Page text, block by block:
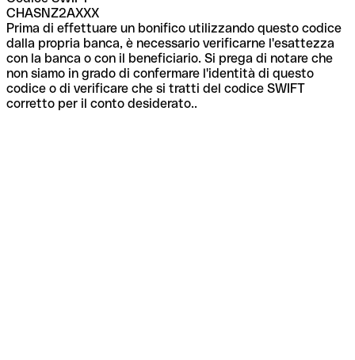
CHASNZ2AXXX
Prima di effettuare un bonifico utilizzando questo codice
dalla propria banca, è necessario verificarne l'esattezza
con la banca o con il beneficiario. Si prega di notare che
non siamo in grado di confermare l'identità di questo
codice o di verificare che si tratti del codice SWIFT
corretto per il conto desiderato..